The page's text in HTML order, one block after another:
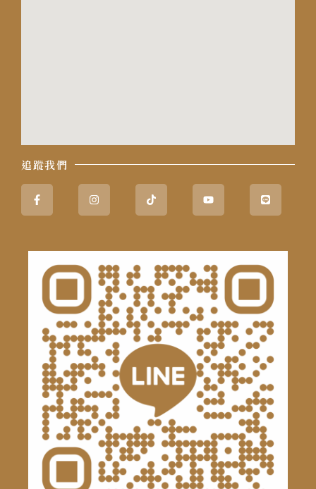
追蹤我們
Facebook-
f
InstagramTiktok Youtube Line